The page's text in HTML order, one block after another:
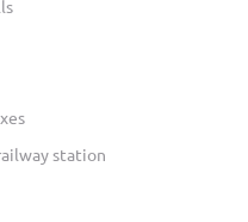
station